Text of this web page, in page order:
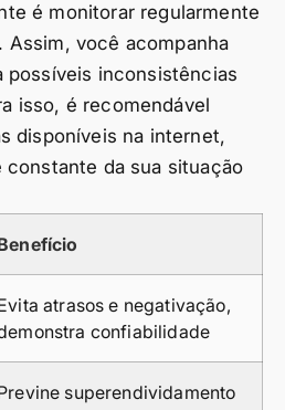
é monitorar regularmente
você acompanha
possíveis inconsistências
isso, é recomendável
disponíveis na internet,
da sua situação
atrasos e negativação,
confiabilidade
superendividamento